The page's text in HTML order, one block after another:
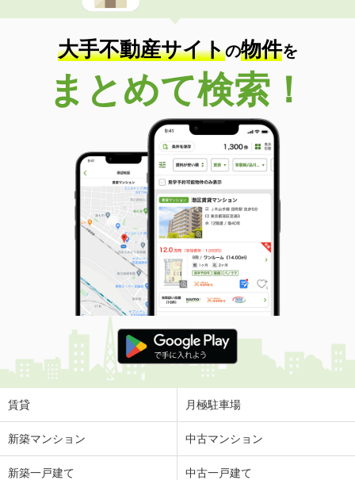
大手不動産サイトの物件を
まとめて検索！
賃貸 月極駐車場
新築マンション 中古マンション
新築一戸建て 中古一戸建て